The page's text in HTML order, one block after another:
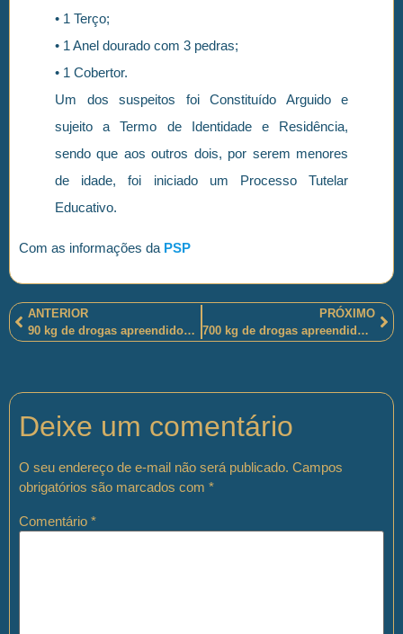
• 1 Terço;
• 1 Anel dourado com 3 pedras;
• 1 Cobertor.
Um dos suspeitos foi Constituído Arguido e
sujeito a Termo de Identidade e Residência,
sendo que aos outros dois, por serem menores
de idade, foi iniciado um Processo Tutelar
Educativo.
Com as informações da PSP
ANTERIOR
90 kg de drogas apreendidos e uma mulher presa, em Uberlândia-MG, pelos policiais militares
PRÓXIMO
700 kg de drogas apreendidos e uma jovem de 19 anos presa pelos policiais militares mineiros em Uberlândia-MG
Deixe um comentário
O seu endereço de e-mail não será publicado. Campos
obrigatórios são marcados com *
Comentário *